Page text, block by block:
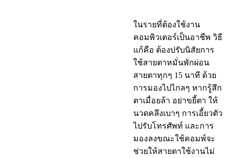
ในรายที่ต้องใช้งาน
คอมพิวเตอร์เป็นอาชีพ วิธี
แก้คือ ต้องปรับนิสัยการ
ใช้สายตาหมั่นพักผ่อน
สายตาทุกๆ 15 นาที ด้วย
การมองไปไกลๆ หากรู้สึก
ตาเมื่อยล้า อย่าขยี้ตา ให้
นวดคลึงเบาๆ การเอี้ยวตัว
ไปรับโทรศัพท์ และการ
มองลงขณะใช้คอมพ์จะ
ช่วยให้สายตาใช้งานไม่